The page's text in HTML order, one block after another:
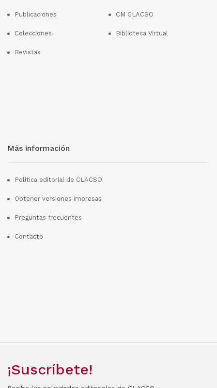
Publicaciones
Colecciones
Revistas
CM CLACSO
Biblioteca Virtual
Más información
Política editorial de CLACSO
Obtener versiones impresas
Preguntas frecuentes
Contacto
¡Suscríbete!